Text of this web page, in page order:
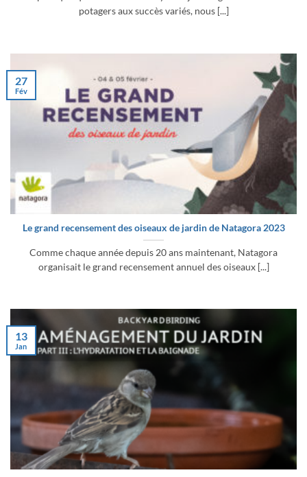
potagers aux succès variés, nous [...]
Le grand recensement des oiseaux de jardin de Natagora 2023
Comme chaque année depuis 20 ans maintenant, Natagora
organisait le grand recensement annuel des oiseaux [...]
27
Fév
13
Jan